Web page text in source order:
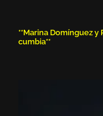
**Marina Domínguez y
cumbia**